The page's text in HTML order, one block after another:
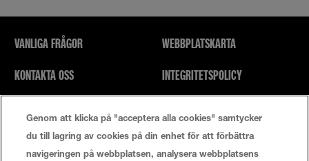
VANLIGA FRÅGOR
KONTAKTA OSS
WEBBPLATSKARTA
INTEGRITETSPOLICY
Cookie-Inställningar
Genom att klicka på "acceptera alla cookies" samtycker
du till lagring av cookies på din enhet för att förbättra
navigeringen på webbplatsen, analysera webbplatsens